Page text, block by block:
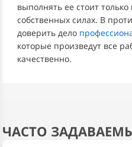
выполнять ее стоит
собственных силах. В
доверить дело
которые произведут все
качественно.
ЧАСТО